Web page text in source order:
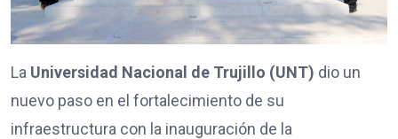
La Universidad Nacional de Trujillo (UNT) dio un
nuevo paso en el fortalecimiento de su
infraestructura con la inauguración de la